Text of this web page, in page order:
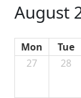
August
Mon Tue
27
28